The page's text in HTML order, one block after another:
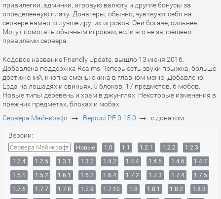
привилегии, админки, игровую валюту и другие бонусы за
определенную плату. Донатеры, обычно, чувтвуют себя на
сервере намного лучше других игроков. Они богаче, сильнее.
Могут помогать обычным игрокам, если это не запрещено
правилами сервера.
Кодовое название Friendly Update, вышло 13 июня 2016.
Добавлена поддержка Realms. Теперь есть звуки прыжка, больше
достижений, кнопка смены скина в главном меню. Добавлено:
Езда на лошадях и свиньях, 5 блоков, 17 предметов, 6 мобов.
Новые типы деревень и храм в джунглях. Некоторые изменения в
прежних предметах, блоках и мобах.
Сервера Майнкрафт → Версия PE 0.15.0 → с донатом
Версии:
Сервера Майнкрафт Новые 1.0 1.1 1.2.1 1.2.2
1.2.3
1.2.4
1.2.5 1.3.1 1.3.2 1.4.2 1.4.4 1.4.5 1.4.6
1.4.7
1.5.1
1.5.2 1.6.1 1.6.2 1.6.4 1.7.2 1.7.3 1.7.4
1.7.5
1.7.6
1.7.7 1.7.8 1.7.9 1.7.10 1.8 1.8.1 1.8.2
1.8.3